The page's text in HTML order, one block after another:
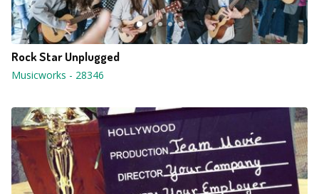
Rock Star Unplugged
Musicworks - 28346